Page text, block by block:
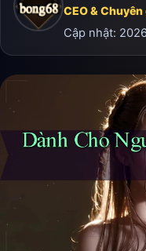
CEO &
Cập nhật: